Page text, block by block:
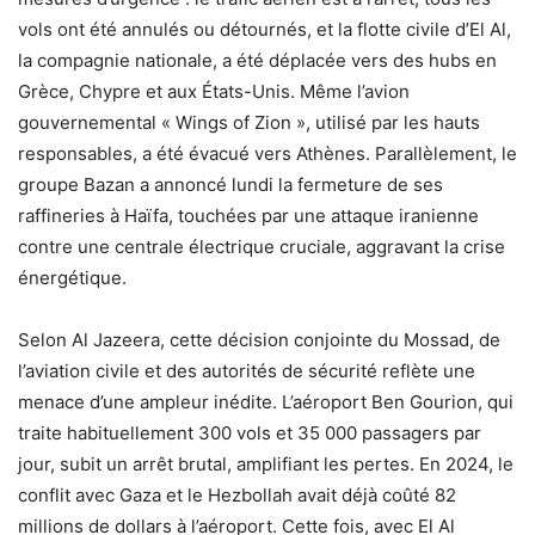
vols ont été annulés ou détournés, et la flotte civile d’El Al,
la compagnie nationale, a été déplacée vers des hubs en
Grèce, Chypre et aux États-Unis. Même l’avion
gouvernemental « Wings of Zion », utilisé par les hauts
responsables, a été évacué vers Athènes. Parallèlement, le
groupe Bazan a annoncé lundi la fermeture de ses
raffineries à Haïfa, touchées par une attaque iranienne
contre une centrale électrique cruciale, aggravant la crise
énergétique.
Selon Al Jazeera, cette décision conjointe du Mossad, de
l’aviation civile et des autorités de sécurité reflète une
menace d’une ampleur inédite. L’aéroport Ben Gourion, qui
traite habituellement 300 vols et 35 000 passagers par
jour, subit un arrêt brutal, amplifiant les pertes. En 2024, le
conflit avec Gaza et le Hezbollah avait déjà coûté 82
millions de dollars à l’aéroport. Cette fois, avec El Al